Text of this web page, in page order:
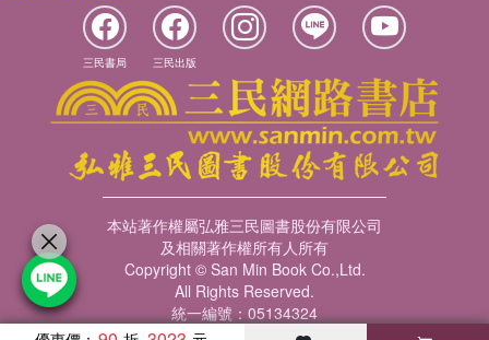
三民書局 三民出版
本站著作權屬弘雅三民圖書股份有限公司
及相關著作權所有人所有
Copyright © San Min Book Co.,Ltd.
All Rights Reserved.
統一編號：05134324